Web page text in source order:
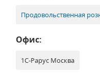
Продовольственная
Офис:
1С-Рарус Москва